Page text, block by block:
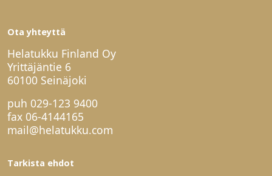
Ota yhteyttä
Helatukku Finland Oy
Yrittäjäntie 6
60100 Seinäjoki
puh 029-123 9400
fax 06-4144165
mail@helatukku.com
Tarkista ehdot